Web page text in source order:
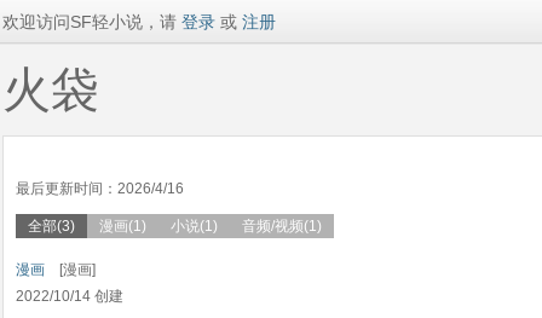
欢迎访问SF轻小说，请 登录 或 注册
火袋
最后更新时间：2026/4/16
全部(3) 漫画(1) 小说(1) 音频/视频(1)
漫画 [漫画]
2022/10/14 创建